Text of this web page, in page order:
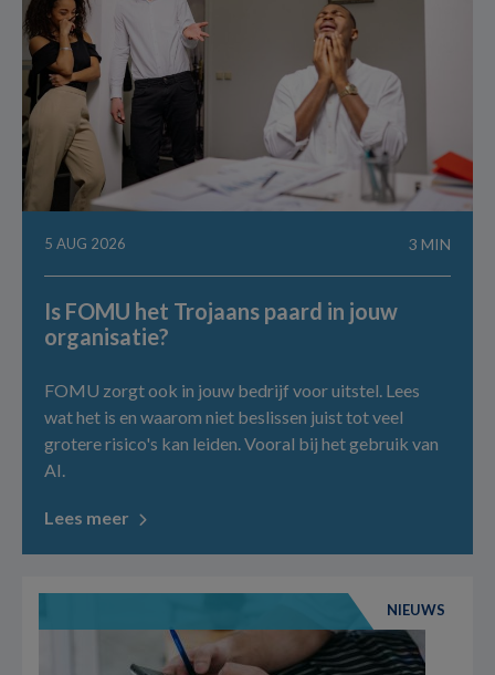
5 AUG 2026 3 MIN
Is FOMU het Trojaans paard in jouw
organisatie?
FOMU zorgt ook in jouw bedrijf voor uitstel. Lees
wat het is en waarom niet beslissen juist tot veel
grotere risico's kan leiden. Vooral bij het gebruik van
AI.
Lees meer
NIEUWS